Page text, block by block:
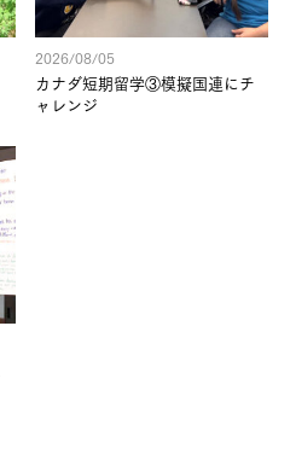
2026/08/05
カナダ短期留学③模擬国連にチ
ャレンジ